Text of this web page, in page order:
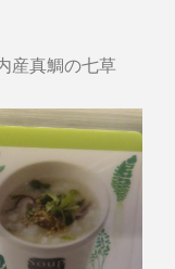
産真鯛の七草